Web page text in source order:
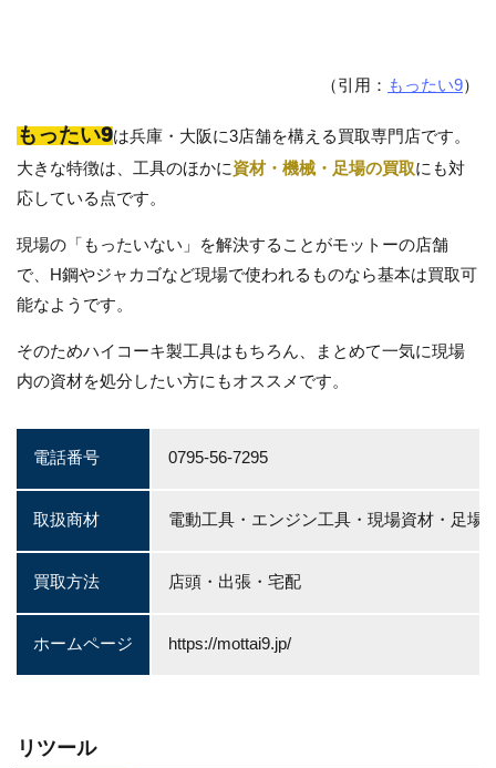
（引用： もったい9）
もったい9は兵庫・大阪に3店舗を構える買取専門店です。
大きな特徴は、工具のほかに資材・機械・足場の買取にも対
応している点です。
現場の「もったいない」を解決することがモットーの店舗
で、H鋼やジャカゴなど現場で使われるものなら基本は買取可
能なようです。
そのためハイコーキ製工具はもちろん、まとめて一気に現場
内の資材を処分したい方にもオススメです。
電話番号 0795-56-7295
取扱商材 電動工具・エンジン工具・現場資材・足場
買取方法 店頭・出張・宅配
ホームページ https://mottai9.jp/
リツール